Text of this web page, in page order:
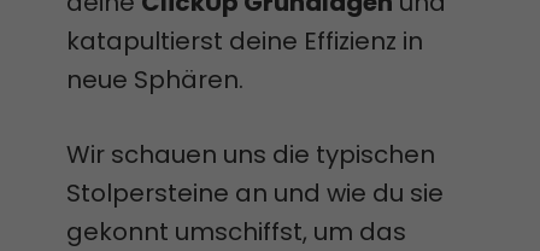
katapultierst deine Effizienz in
neue Sphären.
Wir schauen uns die typischen
Stolpersteine an und wie du sie
gekonnt umschiffst, um das